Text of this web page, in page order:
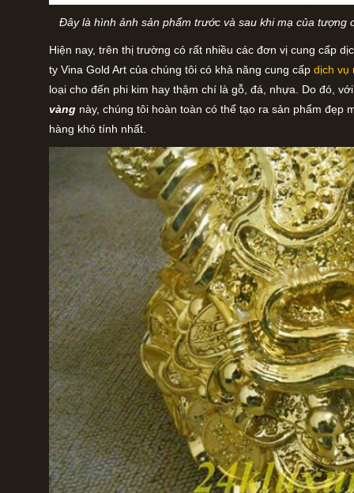
Đây là hình ảnh sản phẩm trước và sau khi mạ của tượng
Hiện nay, trên thị trường có rất nhiều các đơn vị cung cấp
ty Vina Gold Art của chúng tôi có khả năng cung cấp dịch vụ
loại cho đến phi kim hay thậm chí là gỗ, đá, nhựa. Do đó,
vàng này, chúng tôi hoàn toàn có thể tạo ra sản phẩm đẹp
hàng khó tính nhất.